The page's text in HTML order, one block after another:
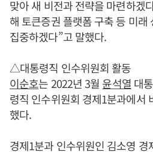
맞아 새 비전과 전략을 마련하겠
해 토큰증권 플랫폼 구축 등 미래
집중하겠다”고 말했다.
△대통령직 인수위원회 활동
이순호는 2022년 3월 윤석열 대
령직 인수위원회 경제1분과에서
했다.
경제1분과 인수위원인 김소영